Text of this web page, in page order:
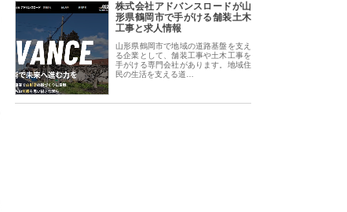
株式会社アドバンスロードが山
形県鶴岡市で手がける舗装土木
工事と求人情報
山形県鶴岡市で地域の道路基盤を支え
る企業として、舗装工事や土木工事を
手がける専門会社があります。地域住
民の生活を支える道…